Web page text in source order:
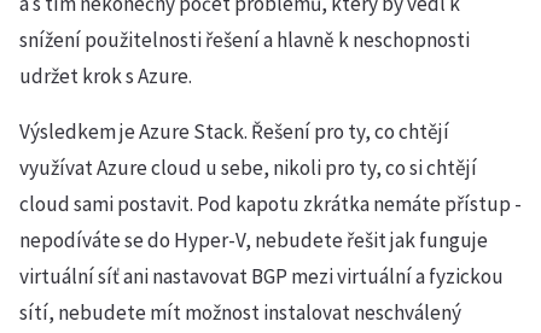
snížení použitelnosti řešení a hlavně k neschopnosti
udržet krok s Azure.
Výsledkem je Azure Stack. Řešení pro ty, co chtějí
využívat Azure cloud u sebe, nikoli pro ty, co si chtějí
cloud sami postavit. Pod kapotu zkrátka nemáte přístup -
nepodíváte se do Hyper-V, nebudete řešit jak funguje
virtuální síť ani nastavovat BGP mezi virtuální a fyzickou
sítí, nebudete mít možnost instalovat neschválený